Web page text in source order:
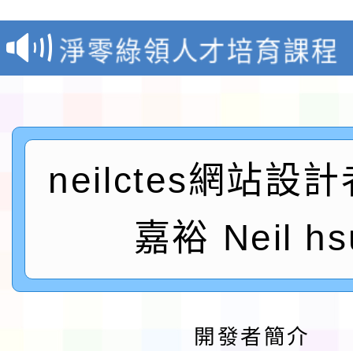
報
淨零綠領人才培育課程
及師生本土語及新住民
實施要點各1份
115年食農教育專業人
程
函轉國家通訊傳播委員
鎮韌性（防空）演習－
速演練執行計畫」
「115年金融知識線上
法」
本校115學年度第1學
第3次招考代課鐘點教
檢送「桃園市115學年
neilctes網站設計
嘉裕 Neil
開發者簡介